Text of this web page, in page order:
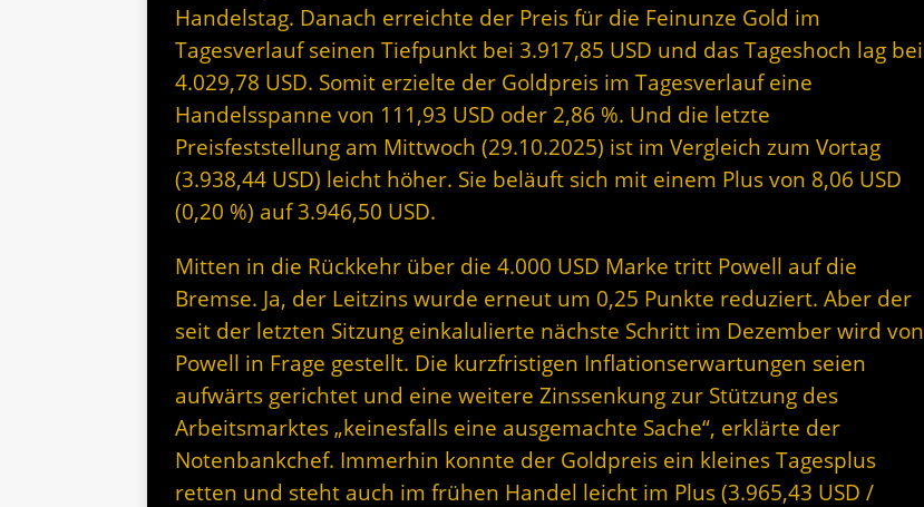
Handelstag. Danach erreichte der Preis für die Feinunze Gold im
Tagesverlauf seinen Tiefpunkt bei 3.917,85 USD und das Tageshoch lag bei
4.029,78 USD. Somit erzielte der Goldpreis im Tagesverlauf eine
Handelsspanne von 111,93 USD oder 2,86 %. Und die letzte
Preisfeststellung am Mittwoch (29.10.2025) ist im Vergleich zum Vortag
(3.938,44 USD) leicht höher. Sie beläuft sich mit einem Plus von 8,06 USD
(0,20 %) auf 3.946,50 USD.
Mitten in die Rückkehr über die 4.000 USD Marke tritt Powell auf die
Bremse. Ja, der Leitzins wurde erneut um 0,25 Punkte reduziert. Aber der
seit der letzten Sitzung einkalulierte nächste Schritt im Dezember wird von
Powell in Frage gestellt. Die kurzfristigen Inflationserwartungen seien
aufwärts gerichtet und eine weitere Zinssenkung zur Stützung des
Arbeitsmarktes „keinesfalls eine ausgemachte Sache“, erklärte der
Notenbankchef. Immerhin konnte der Goldpreis ein kleines Tagesplus
retten und steht auch im frühen Handel leicht im Plus (3.965,43 USD /